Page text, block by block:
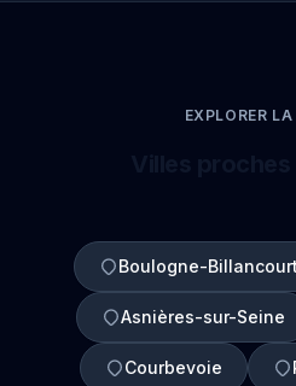
EXPLORER
Boulogne-Billancourt
Asnières-sur-Seine
Courbevoie